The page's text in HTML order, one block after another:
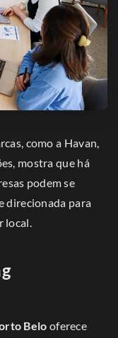
como a Havan,
mostra que há
podem se
direcionada para
local.
Belo oferece